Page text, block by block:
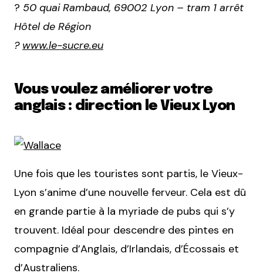
? 50 quai Rambaud, 69002 Lyon – tram 1 arrêt
Hôtel de Région
? www.le-sucre.eu
Vous voulez améliorer votre
anglais : direction le Vieux Lyon
Une fois que les touristes sont partis, le Vieux-
Lyon s’anime d’une nouvelle ferveur. Cela est dû
en grande partie à la myriade de pubs qui s’y
trouvent. Idéal pour descendre des pintes en
compagnie d’Anglais, d’Irlandais, d’Écossais et
d’Australiens.